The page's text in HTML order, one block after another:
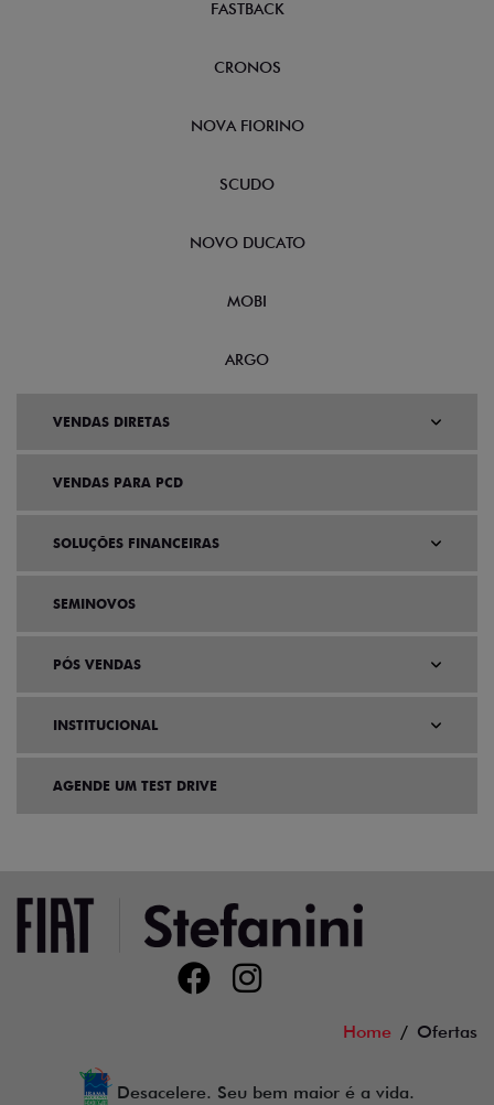
FASTBACK
CRONOS
NOVA FIORINO
SCUDO
NOVO DUCATO
MOBI
ARGO
VENDAS DIRETAS
VENDAS PARA PCD
SOLUÇÕES FINANCEIRAS
SEMINOVOS
PÓS VENDAS
INSTITUCIONAL
AGENDE UM TEST DRIVE
Home Ofertas
Desacelere. Seu bem maior é a vida.